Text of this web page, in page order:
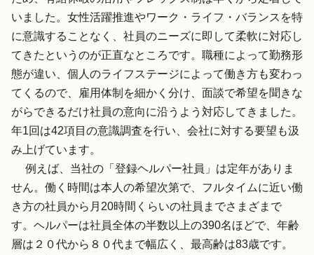
いました。女性活躍推進やワーク・ライフ・バランスを特
に意識することなく、社員のニーズに即して柔軟に対応し
てきたというのが正直なところです。職種によって勤務形
態が違い、個人のライフステージによって働き方も変わっ
てくるので、雇用体制を細かく分け、面談で希望を聞きな
がらできるだけ社員の意向に沿うよう対応してきました。
年1回は42項目の意識調査を行い、会社に対する要望も汲
み上げています。
例えば、当社の「登録ヘルパー社員」は定年がありま
せん。働く時間は本人の希望次第で、フルタイムに近い働
き方の社員から月20時間くらいの社員までさまざまで
す。ヘルパーは社員全体の半数以上の390名ほどで、年齢
層は２０代から８０代まで幅広く、最高齢は83歳です。